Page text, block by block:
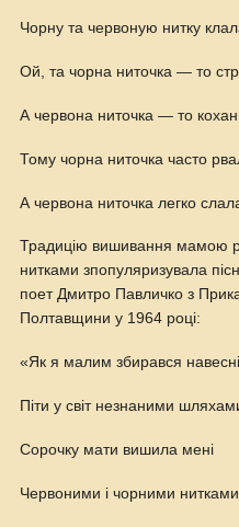
Чорну та червоную нитку
Ой, та чорна ниточка — то
А червона ниточка — то
Тому чорна ниточка часто
А червона ниточка легко
Традицію вишивання мамою
нитками зпопуляризувала
поет Дмитро Павличко з
Полтавщини у 1964 році:
«Як я малим збирався навесні
Піти у світ незнаними
Сорочку мати вишила мені
Червоними і чорними